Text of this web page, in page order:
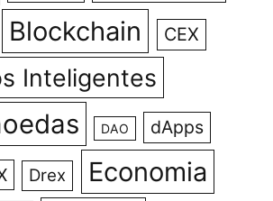
Blockchain CEX
Inteligentes
DAO dApps
Drex Economia